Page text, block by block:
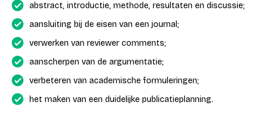
abstract, introductie, methode, resultaten en discussie;
aansluiting bij de eisen van een journal;
verwerken van reviewer comments;
aanscherpen van de argumentatie;
verbeteren van academische formuleringen;
het maken van een duidelijke publicatieplanning.